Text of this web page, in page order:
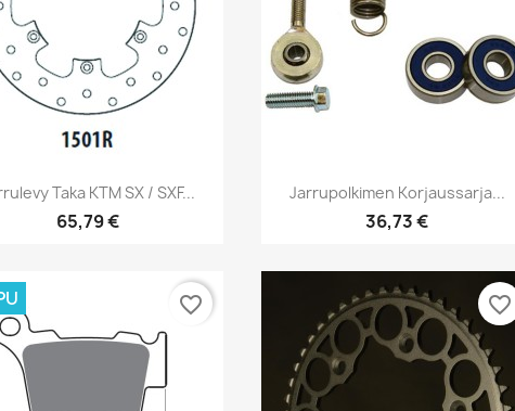
Pikakatselu
Taka KTM SX / SXF...
65,79 €
Pikakatselu
Jarrupolkimen Korjaussarja...
36,73 €
favorite_border favorite_border